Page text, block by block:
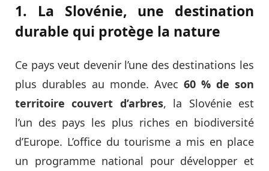
1. La Slovénie, une destination
durable qui protège la nature
Ce pays veut devenir l’une des destinations les
plus durables au monde. Avec 60 % de son
territoire couvert d’arbres, la Slovénie est
l’un des pays les plus riches en biodiversité
d’Europe. L’office du tourisme a mis en place
un programme national pour développer et